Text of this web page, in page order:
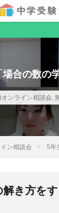
合の数の
オンライン相談会,
ン相談会 5年
き方を
検索